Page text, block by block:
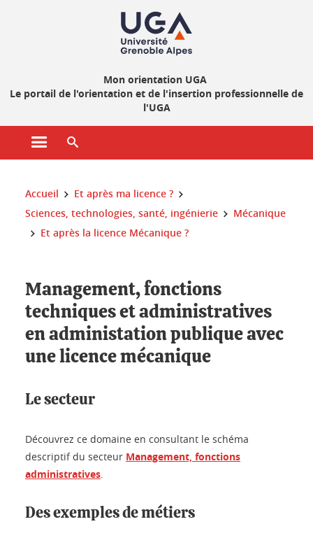
Mon orientation UGA
Le portail de l'orientation et de l'insertion professionnelle de
l'UGA
Ouvrir le menu principal
Vous êtes ici :
Accueil
Et après ma licence ?
Sciences, technologies, santé, ingénierie
Mécanique
Et après la licence Mécanique ?
Management, fonctions
techniques et administratives
en administation publique avec
une licence mécanique
Le secteur
Découvrez ce domaine en consultant le schéma
descriptif du secteur Management, fonctions
administratives.
Des exemples de métiers